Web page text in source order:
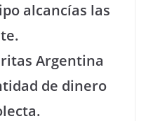
alcancías las
Argentina
de dinero